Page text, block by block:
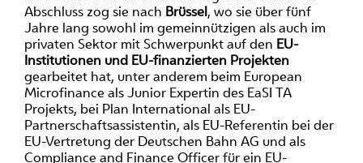
Abschluss zog sie nach Brüssel, wo sie über fünf
Jahre lang sowohl im gemeinnützigen als auch im
privaten Sektor mit Schwerpunkt auf den EU-
Institutionen und EU-finanzierten Projekten
gearbeitet hat, unter anderem beim European
Microfinance als Junior Expertin des EaSI TA
Projekts, bei Plan International als EU-
Partnerschaftsassistentin, als EU-Referentin bei der
EU-Vertretung der Deutschen Bahn AG und als
Compliance and Finance Officer für ein EU-